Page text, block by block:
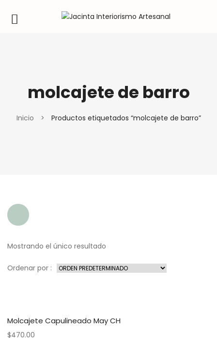
molcajete de barro
Inicio > Productos etiquetados “molcajete de barro”
Mostrando el único resultado
Ordenar por :
Molcajete Capulineado May CH
$470.00